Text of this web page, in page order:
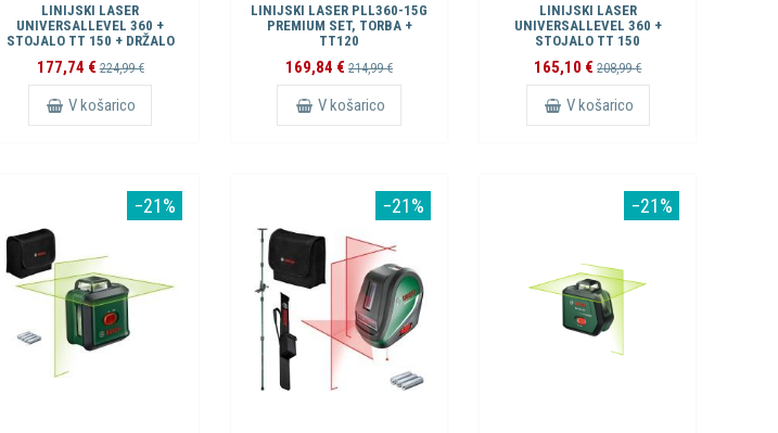
LINIJSKI LASER
UNIVERSALLEVEL 360 +
STOJALO TT 150 + DRŽALO
177,74 €224,99 €
V košarico
LINIJSKI LASER PLL360-15G
PREMIUM SET, TORBA +
TT120
169,84 €214,99 €
V košarico
LINIJSKI LASER
UNIVERSALLEVEL 360 +
STOJALO TT 150
165,10 €208,99 €
V košarico
−21% −21% −21%